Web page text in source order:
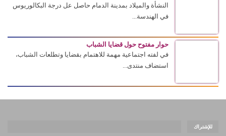
النشأة والميلاد بمدينة الدمام حاصل عل درجة البكالوريوس
في الهندسة...
حوار مفتوح حول قضايا الشباب
في لفته اجتماعية مهمة للاهتمام بقضايا وتطلعات الشباب،
استضاف منتدى...
للإشتراك